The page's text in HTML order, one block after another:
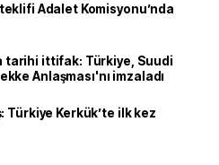
Adalet Komisyonu’nda
tarihi ittifak: Türkiye, Suudi
Anlaşması'nı imzaladı
Türkiye Kerkük’te ilk kez